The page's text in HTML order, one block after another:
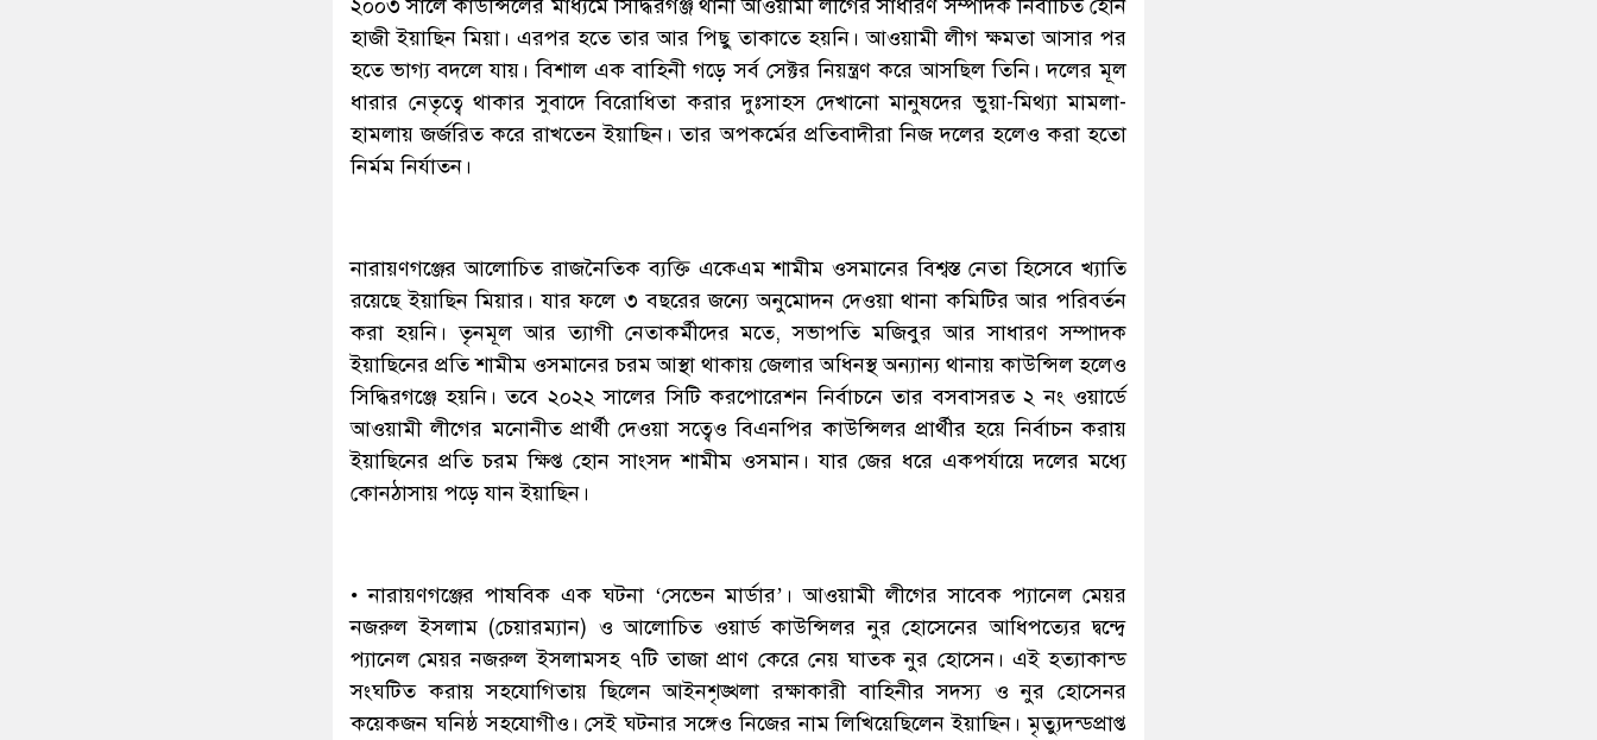
২০০৩ সালে কাউন্সিলের মাধ্যমে সিদ্ধিরগঞ্জ থানা আওয়ামী লীগের সাধারণ সম্পাদক নির্বাচিত হোন
হাজী ইয়াছিন মিয়া। এরপর হতে তার আর পিছু তাকাতে হয়নি। আওয়ামী লীগ ক্ষমতা আসার পর
হতে ভাগ্য বদলে যায়। বিশাল এক বাহিনী গড়ে সর্ব সেক্টর নিয়ন্ত্রণ করে আসছিল তিনি। দলের মূল
ধারার নেতৃত্বে থাকার সুবাদে বিরোধিতা করার দুঃসাহস দেখানো মানুষদের ভুয়া-মিথ্যা মামলা-
হামলায় জর্জরিত করে রাখতেন ইয়াছিন। তার অপকর্মের প্রতিবাদীরা নিজ দলের হলেও করা হতো
নির্মম নির্যাতন।
নারায়ণগঞ্জের আলোচিত রাজনৈতিক ব্যক্তি একেএম শামীম ওসমানের বিশ্বস্ত নেতা হিসেবে খ্যাতি
রয়েছে ইয়াছিন মিয়ার। যার ফলে ৩ বছরের জন্যে অনুমোদন দেওয়া থানা কমিটির আর পরিবর্তন
করা হয়নি। তৃনমূল আর ত্যাগী নেতাকর্মীদের মতে, সভাপতি মজিবুর আর সাধারণ সম্পাদক
ইয়াছিনের প্রতি শামীম ওসমানের চরম আস্থা থাকায় জেলার অধিনস্থ অন্যান্য থানায় কাউন্সিল হলেও
সিদ্ধিরগঞ্জে হয়নি। তবে ২০২২ সালের সিটি করপোরেশন নির্বাচনে তার বসবাসরত ২ নং ওয়ার্ডে
আওয়ামী লীগের মনোনীত প্রার্থী দেওয়া সত্বেও বিএনপির কাউন্সিলর প্রার্থীর হয়ে নির্বাচন করায়
ইয়াছিনের প্রতি চরম ক্ষিপ্ত হোন সাংসদ শামীম ওসমান। যার জের ধরে একপর্যায়ে দলের মধ্যে
কোনঠাসায় পড়ে যান ইয়াছিন।
• নারায়ণগঞ্জের পাষবিক এক ঘটনা ‘সেভেন মার্ডার’। আওয়ামী লীগের সাবেক প্যানেল মেয়র
নজরুল ইসলাম (চেয়ারম্যান) ও আলোচিত ওয়ার্ড কাউন্সিলর নুর হোসেনের আধিপত্যের দ্বন্দ্বে
প্যানেল মেয়র নজরুল ইসলামসহ ৭টি তাজা প্রাণ কেরে নেয় ঘাতক নুর হোসেন। এই হত্যাকান্ড
সংঘটিত করায় সহযোগিতায় ছিলেন আইনশৃঙ্খলা রক্ষাকারী বাহিনীর সদস্য ও নুর হোসেনর
কয়েকজন ঘনিষ্ঠ সহযোগীও। সেই ঘটনার সঙ্গেও নিজের নাম লিখিয়েছিলেন ইয়াছিন। মৃত্যুদন্ডপ্রাপ্ত